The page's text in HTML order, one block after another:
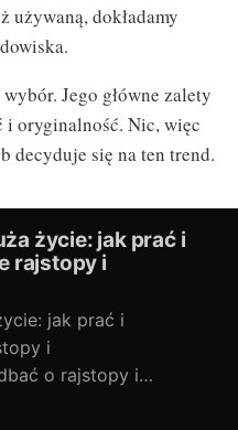
używaną, dokładamy
Jego główne zalety
oryginalność. Nic, więc
decyduje się na ten trend.
życie: jak prać i
rajstopy i
jak prać i
i
o rajstopy i
to małe modowe